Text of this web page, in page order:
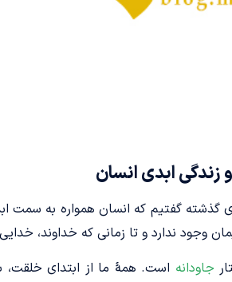
ابدی انسان
گذشته گفتیم که انسان همواره به
وجود ندارد و تا زمانی که خداوند،
جاودانه است. همۀ ما از ابتدای خلقت،